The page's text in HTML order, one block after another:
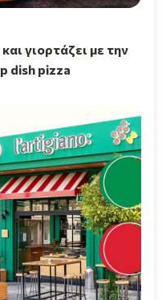
γιορτάζει με την
dish pizza